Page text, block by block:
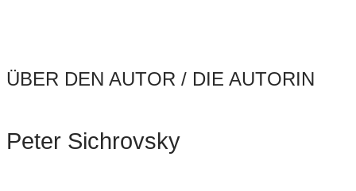
ÜBER DEN AUTOR / DIE AUTORIN
Peter Sichrovsky